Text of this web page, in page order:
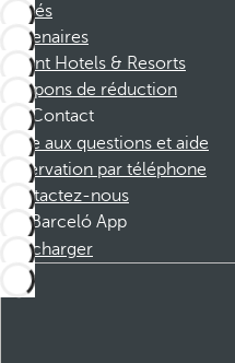
Affiliés
Partenaires
Dorint Hotels & Resorts
Coupons de réduction
Contact
Foire aux questions et aide
Réservation par téléphone
Contactez-nous
Barceló App
Télécharger